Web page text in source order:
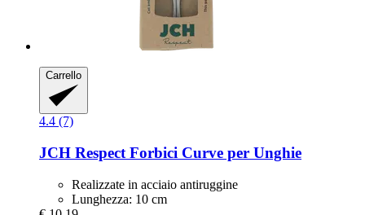
Carrello
4.4 (7)
JCH Respect Forbici Curve per Unghie
Realizzate in acciaio antiruggine
Lunghezza: 10 cm